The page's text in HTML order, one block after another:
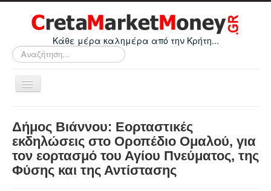
Κάθε μέρα καλημέρα από την Κρήτη...
Αναζήτηση...
Εναλλαγή
πλοήγησης
Οικονομικά
Κρήτη
Ελλάδα
Δήμος Βιάννου: Εορταστικές
εκδηλώσεις στο Οροπέδιο Ομαλού, για
τον εορτασμό του Αγίου Πνεύματος, της
Φύσης και της Αντίστασης